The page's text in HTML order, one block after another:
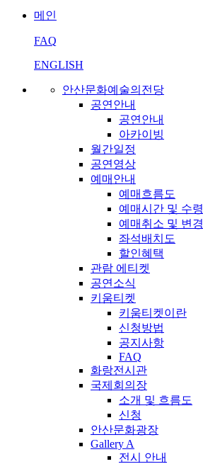
메인
FAQ
ENGLISH
안산문화예술의전당
공연안내
공연안내
아카이빙
월간일정
공연영상
예매안내
예매흐름도
예매시간 및 수령
예매취소 및 변경
좌석배치도
할인혜택
관람 에티켓
공연소식
키움티켓
키움티켓이란
신청방법
공지사항
FAQ
화랑전시관
국제회의장
소개 및 흐름도
신청
안산문화광장
Gallery A
전시 안내